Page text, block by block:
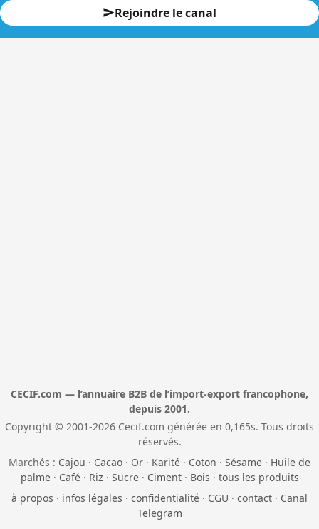
Rejoindre le canal
CECIF.com — l’annuaire B2B de l’import-export francophone,
depuis 2001.
Copyright © 2001-2026 Cecif.com générée en 0,165s. Tous droits
réservés.
Marchés : Cajou · Cacao · Or · Karité · Coton · Sésame · Huile de
palme· Café· Riz · Sucre· Ciment· Bois · tous les produits
à propos · infos légales · confidentialité · CGU · contact · Canal
Telegram